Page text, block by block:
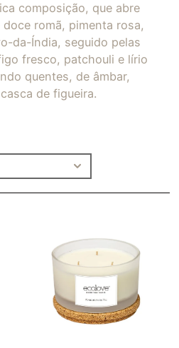
composição, que abre
romã, pimenta rosa,
da-Índia, seguido pelas
fresco, patchouli e lírio
quentes, de âmbar,
de figueira.